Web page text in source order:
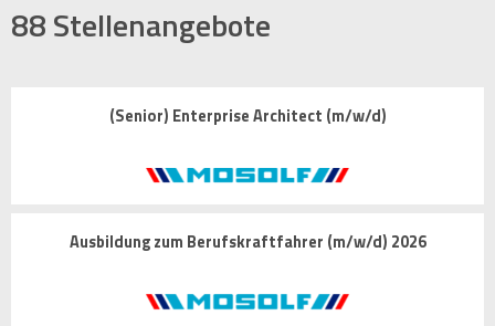
88Stellenangebote
(Senior) Enterprise Architect (m/w/d)
Ausbildung zum Berufskraftfahrer (m/w/d) 2026